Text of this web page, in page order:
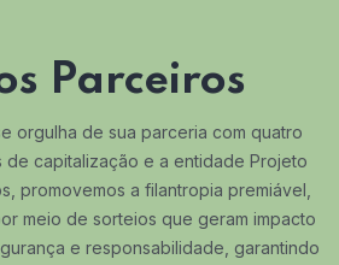
Parceiros
orgulha de sua parceria com quatro
de capitalização e a entidade Projeto
promovemos a filantropia premiável,
meio de sorteios que geram impacto
e responsabilidade, garantindo